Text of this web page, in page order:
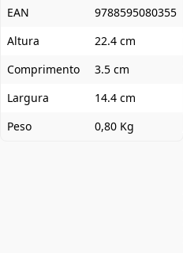
EAN
9788595080355
Altura
22.4 cm
Comprimento
3.5 cm
Largura
14.4 cm
Peso
0,80 Kg